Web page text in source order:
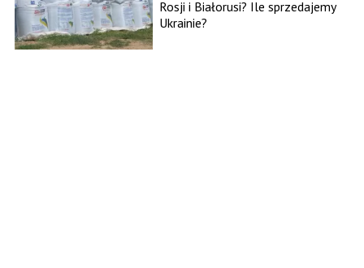
Rosji i Białorusi? Ile sprzedajemy
Ukrainie?